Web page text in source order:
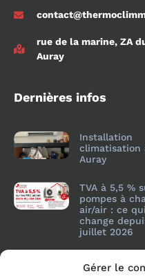
Gérer le
rue de la marine, ZA
Auray
Dernières infos
Installation
climatisation
Auray
TVA à 5,5 %
pompes à
air/air : ce qui
change
juillet 2026